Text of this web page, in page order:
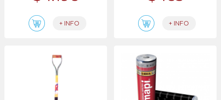
+ INFO + INFO